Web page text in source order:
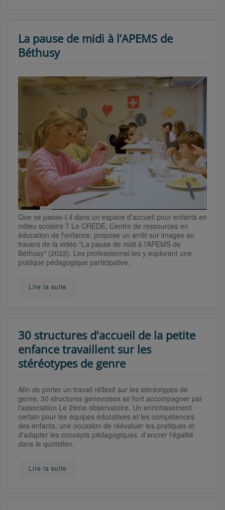
La pause de midi à l’APEMS de
Béthusy
Que se passe-t-il dans un espace d'accueil pour enfants en
milieu scolaire ? Le CREDE, Centre de ressources en
éducation de l'enfance, propose un arrêt sur images au
travers de la vidéo "La pause de midi à l’APEMS de
Béthusy" (2022). Les professionnel·les y explorent une
pratique pédagogique participative.
Lire la suite
30 structures d'accueil de la petite
enfance travaillent sur les
stéréotypes de genre
Afin de porter un travail réflexif sur les stéréotypes de
genre, 30 structures genevoises se font accompagner par
l'association Le 2ème observatoire. Un enrichissement
certain pour les équipes éducatives et les compétences
des enfants, une occasion de réévaluer les pratiques et
d'adapter les concepts pédagogiques, d'ancrer l'égalité
dans le quotidien.
Lire la suite